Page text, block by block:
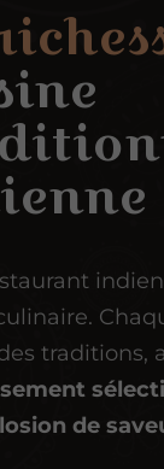
traditions,
de